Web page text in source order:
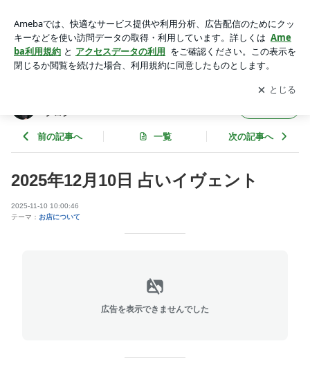
サロン侑詩徹占のブログ
アプリをダウンロードして ブログの更新通知
を受け取りまし
ょう。
開く
ブログ
前の記事へ 一覧 次の記事へ
2025年12月10日 占いイヴェント
2025-11-10 10:00:46
テーマ： お店について
広告を表示できませんでした